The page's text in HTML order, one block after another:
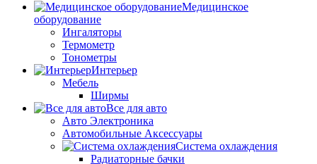
Медицинское
оборудование
Ингаляторы
Термометр
Тонометры
Интерьер
Мебель
Ширмы
Все для авто
Авто Электроника
Автомобильные Аксессуары
Система охлаждения
Радиаторные бачки